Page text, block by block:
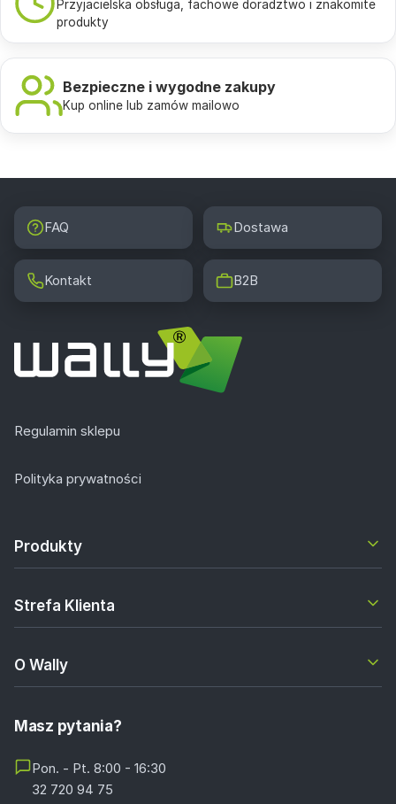
Przyjacielska obsługa, fachowe doradztwo i znakomite
produkty
Bezpieczne i wygodne zakupy
Kup online lub zamów mailowo
FAQ Dostawa
Kontakt B2B
Regulamin sklepu
Polityka prywatności
Produkty
Strefa Klienta
O Wally
Masz pytania?
Pon. - Pt. 8:00 - 16:30
32 720 94 75